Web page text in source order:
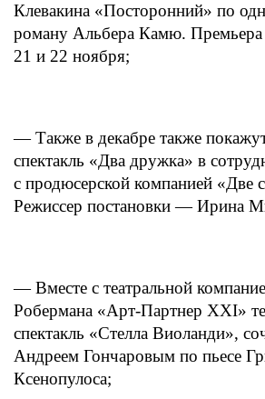
Клевакина «Посторонний» по
роману Альбера Камю.
21 и 22 ноября;
— Также в декабре также
спектакль «Два дружка» в
с продюсерской компанией «Две
Режиссер постановки — Ирина
— Вместе с театральной
Робермана «Арт-Партнер XXI»
спектакль «Стелла Виоланди»,
Андреем Гончаровым по пьесе
Ксенопулоса;